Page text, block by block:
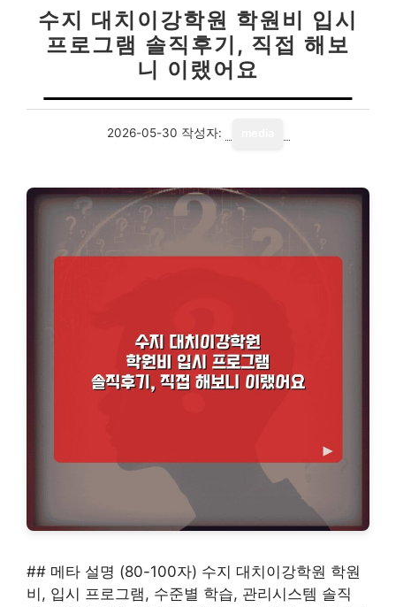
수지 대치이강학원 학원비 입시
프로그램 솔직후기, 직접 해보
니 이랬어요
2026-05-30 작성자:
## 메타 설명 (80-100자) 수지 대치이강학원 학원
비, 입시 프로그램, 수준별 학습, 관리시스템 솔직